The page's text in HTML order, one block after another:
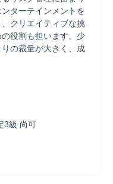
ターテインメントを
クリエイティブな挑
役割も担います。少
の裁量が大きく、成
3級 尚可